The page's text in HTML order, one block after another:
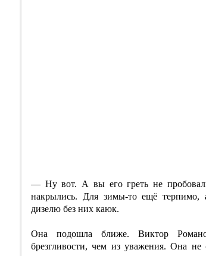
— Ну вот. А вы его греть не
накрылись. Для зимы-то ещё
дизелю без них каюк.
Она подошла ближе. Виктор
брезгливости, чем из уважения. Она